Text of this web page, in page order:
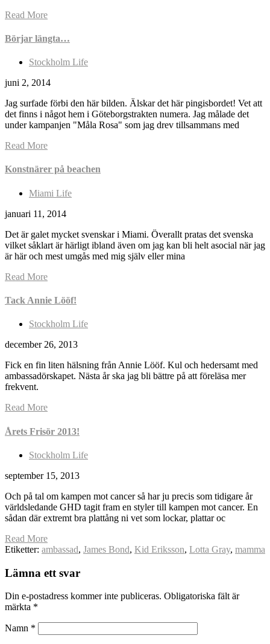
Read More
Börjar längta…
Stockholm Life
juni 2, 2014
Jag surfade förbi den här bilden. Älskar det här pingisbordet! Vet att
det finns i något hem i Göteborgstrakten numera. Jag målade det
under kampanjen "Måla Rosa" som jag drev tillsammans med
Read More
Konstnärer på beachen
Miami Life
januari 11, 2014
Det är galet mycket svenskar i Miami. Överallt pratas det svenska
vilket såklart är härligt ibland även om jag kan bli helt asocial när jag
är här och mest umgås med mig själv eller mina
Read More
Tack Annie Lööf!
Stockholm Life
december 26, 2013
Fick en fin liten hälsning från Annie Lööf. Kul och hedersamt med
ambassadörskapet. Nästa år ska jag bli bättre på att föreläsa mer
frekvent.
Read More
Årets Frisör 2013!
Stockholm Life
september 15, 2013
Och på tal om kampen mot cancer så har ju precis som tidigare år
världsledande GHD tagit fram en styler till kampen mot cancer. En
sådan där extremt bra plattång ni vet som lockar, plattar oc
Read More
Etiketter: ambassad, James Bond, Kid Eriksson, Lotta Gray, mamma
Lämna ett svar
Din e-postadress kommer inte publiceras. Obligatoriska fält är
märkta *
Namn *